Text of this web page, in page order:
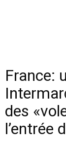
France:
des
l’entrée